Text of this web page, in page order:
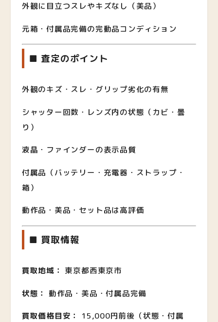
外観に目立つスレやキズなし（美品）
元箱・付属品完備の完動品コンディション
■ 査定のポイント
外観のキズ・スレ・グリップ劣化の有無
シャッター回数・レンズ内の状態（カビ・曇
り）
液晶・ファインダーの表示品質
付属品（バッテリー・充電器・ストラップ・
箱）
動作品・美品・セット品は高評価
■ 買取情報
買取地域： 東京都西東京市
状態： 動作品・美品・付属品完備
買取価格目安：
15,000円前後（状態・付属